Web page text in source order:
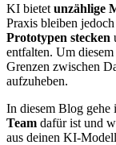
KI bietet unzählige
Praxis bleiben
Prototypen stecken
entfalten. Um
Grenzen zwischen
aufzuheben.
In diesem Blog
Team dafür ist und
aus deinen KI-